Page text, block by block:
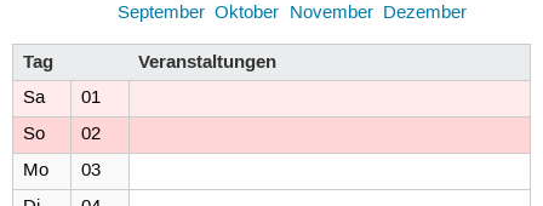
September Oktober November Dezember
Tag Veranstaltungen
Sa
01
So
02
Mo
03